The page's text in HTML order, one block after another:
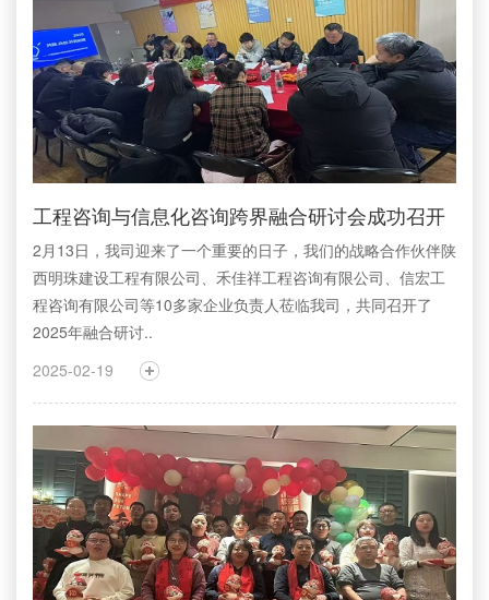
工程咨询与信息化咨询跨界融合研讨会成功召开
2月13日，我司迎来了一个重要的日子，我们的战略合作伙伴陕
西明珠建设工程有限公司、禾佳祥工程咨询有限公司、信宏工
程咨询有限公司等10多家企业负责人莅临我司，共同召开了
2025年融合研讨..
2025-02-19